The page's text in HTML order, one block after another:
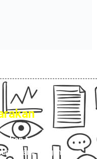
terbaru?
Kami, tergantung